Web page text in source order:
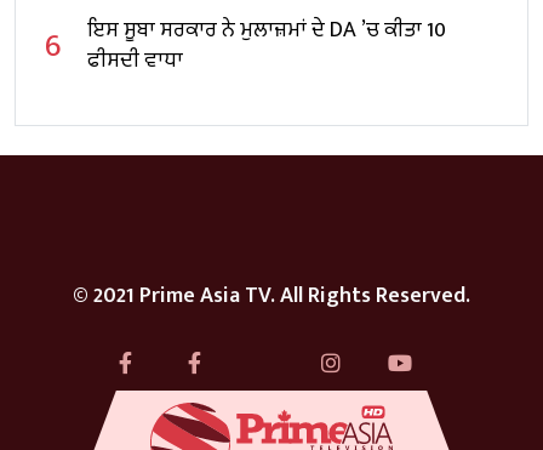
6
ਇਸ ਸੂਬਾ ਸਰਕਾਰ ਨੇ ਮੁਲਾਜ਼ਮਾਂ ਦੇ DA ’ਚ ਕੀਤਾ 10
ਫੀਸਦੀ ਵਾਧਾ
© 2021 Prime Asia TV. All Rights Reserved.